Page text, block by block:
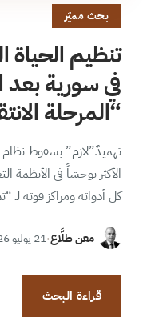
بحث مميّز
تنظيم الحياة
في سورية بعد
“المرحلة
تهميدٌ”لازم” بسقوط
الأكثر توحشاً في الأنظمة
كل أدواته ومراكز قوته
معن طلَّاع·21 يوليو 2026
قراءة البحث